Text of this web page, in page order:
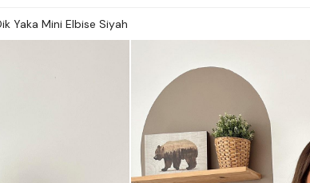
Yaka Mini Elbise Siyah